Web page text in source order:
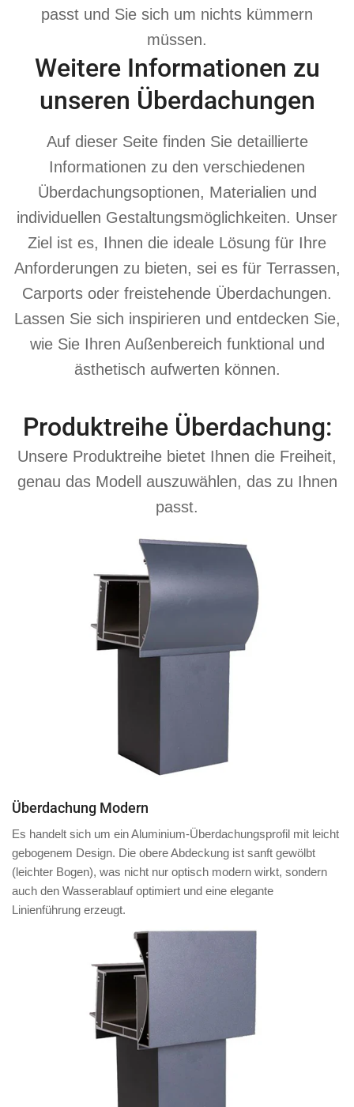
passt und Sie sich um nichts kümmern
müssen.
Weitere Informationen zu
unseren Überdachungen
Auf dieser Seite finden Sie detaillierte
Informationen zu den verschiedenen
Überdachungsoptionen, Materialien und
individuellen Gestaltungsmöglichkeiten. Unser
Ziel ist es, Ihnen die ideale Lösung für Ihre
Anforderungen zu bieten, sei es für Terrassen,
Carports oder freistehende Überdachungen.
Lassen Sie sich inspirieren und entdecken Sie,
wie Sie Ihren Außenbereich funktional und
ästhetisch aufwerten können.
Produktreihe Überdachung:
Unsere Produktreihe bietet Ihnen die Freiheit,
genau das Modell auszuwählen, das zu Ihnen
passt.
Überdachung Modern
Es handelt sich um ein Aluminium-Überdachungsprofil mit leicht
gebogenem Design. Die obere Abdeckung ist sanft gewölbt
(leichter Bogen), was nicht nur optisch modern wirkt, sondern
auch den Wasserablauf optimiert und eine elegante
Linienführung erzeugt.